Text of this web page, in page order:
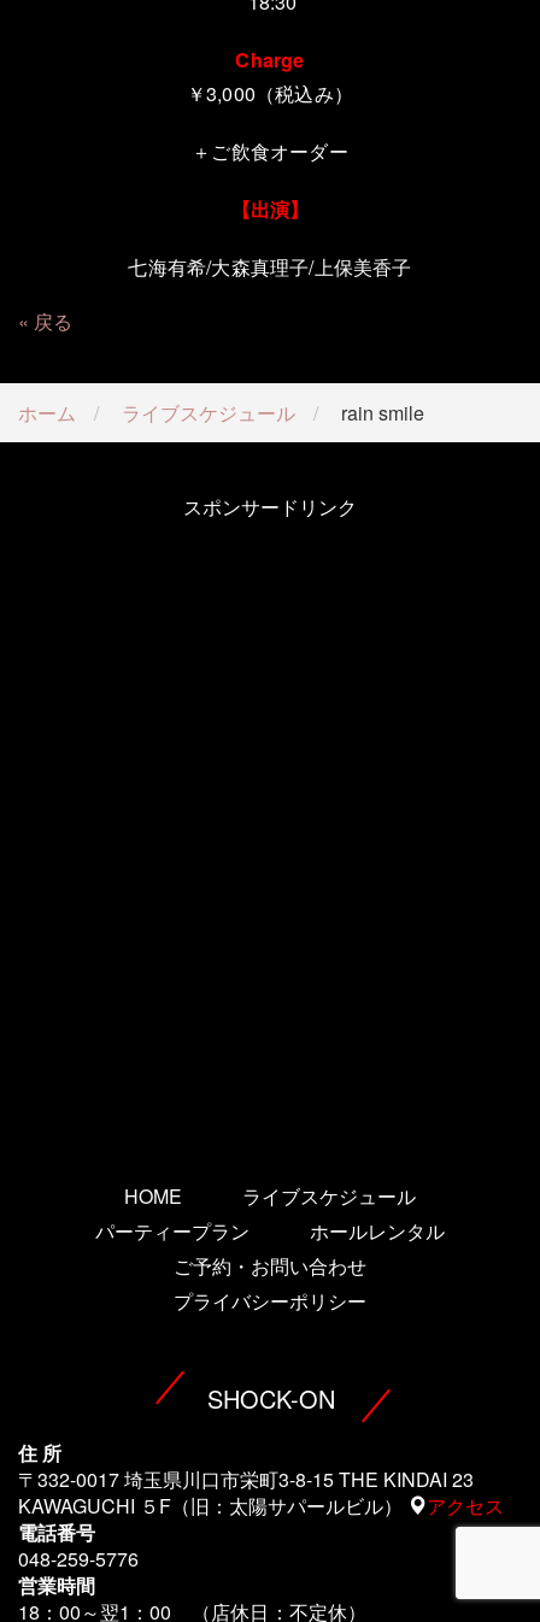
Charge
￥3,000（税込み）
＋ご飲食オーダー
【出演】
七海有希/大森真理子/上保美香子
戻る
ホーム ライブスケジュール rain smile
スポンサードリンク
HOME
ライブスケジュール
パーティープラン
ホールレンタル
ご予約・お問い合わせ
プライバシーポリシー
SHOCK-ON
住 所
〒332-0017 埼玉県川口市栄町3-8-15 THE KINDAI 23
KAWAGUCHI ５F（旧：太陽サパールビル）
アクセス
電話番号
048-259-5776
営業時間
18：00～翌1 ：00 （店休日：不定休）